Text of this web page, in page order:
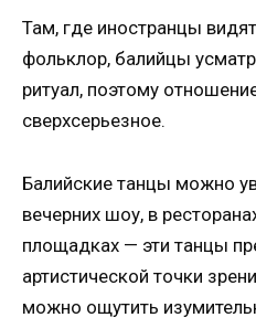
Там, где иностранцы
фольклор, балийцы
ритуал, поэтому
сверхсерьезное.
Балийские танцы можно
вечерних шоу, в
площадках — эти танцы
артистической точки
можно ощутить